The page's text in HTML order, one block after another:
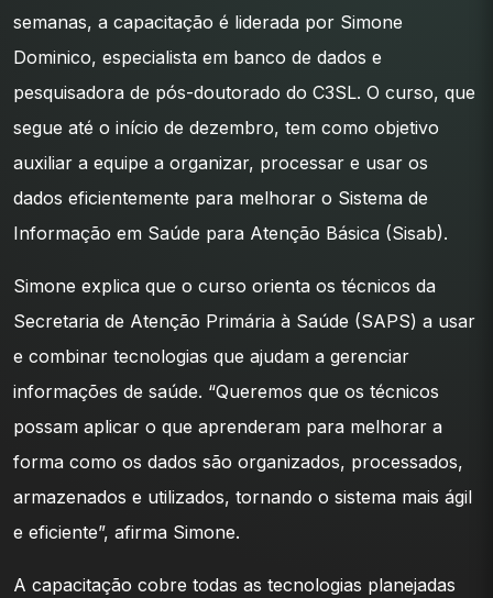
semanas, a capacitação é liderada por Simone
Dominico, especialista em banco de dados e
pesquisadora de pós-doutorado do C3SL. O curso, que
segue até o início de dezembro, tem como objetivo
auxiliar a equipe a organizar, processar e usar os
dados eficientemente para melhorar o Sistema de
Informação em Saúde para Atenção Básica (Sisab).
Simone explica que o curso orienta os técnicos da
Secretaria de Atenção Primária à Saúde (SAPS) a usar
e combinar tecnologias que ajudam a gerenciar
informações de saúde. “Queremos que os técnicos
possam aplicar o que aprenderam para melhorar a
forma como os dados são organizados, processados,
armazenados e utilizados, tornando o sistema mais ágil
e eficiente”, afirma Simone.
A capacitação cobre todas as tecnologias planejadas